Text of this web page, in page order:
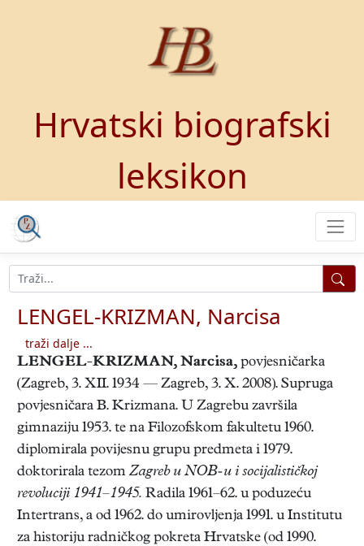
Hrvatski biografski
leksikon
LENGEL-KRIZMAN, Narcisa
traži dalje ...
LENGEL-KRIZMAN, Narcisa, povjesničarka
(Zagreb, 3. XII. 1934 — Zagreb, 3. X. 2008). Supruga
povjesničara B. Krizmana. U Zagrebu završila
gimnaziju 1953. te na Filozofskom fakultetu 1960.
diplomirala povijesnu grupu predmeta i 1979.
doktorirala tezom Zagreb u NOB-u i socijalističkoj
revoluciji 1941–1945. Radila 1961–62. u poduzeću
Intertrans, a od 1962. do umirovljenja 1991. u Institutu
za historiju radničkog pokreta Hrvatske (od 1990.